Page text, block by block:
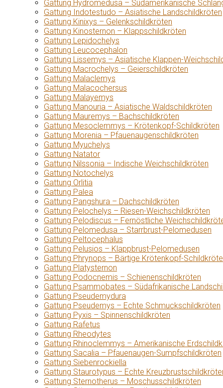
Gattung Hydromedusa – Südamerikanische
Gattung Indotestudo – Asiatische Landschildkröten
Gattung Kinixys – Gelenkschildkröten
Gattung Kinosternon – Klappschildkröten
Gattung Lepidochelys
Gattung Leucocephalon
Gattung Lissemys – Asiatische Klappen-
Gattung Macrochelys – Geierschildkröten
Gattung Malaclemys
Gattung Malacochersus
Gattung Malayemys
Gattung Manouria – Asiatische Waldschildkröten
Gattung Mauremys – Bachschildkröten
Gattung Mesoclemmys – Krötenkopf-Schildkröten
Gattung Morenia – Pfauenaugenschildkröten
Gattung Myuchelys
Gattung Natator
Gattung Nilssonia – Indische Weichschildkröten
Gattung Notochelys
Gattung Orlitia
Gattung Palea
Gattung Pangshura – Dachschildkröten
Gattung Pelochelys – Riesen-Weichschildkröten
Gattung Pelodiscus – Fernöstliche
Gattung Pelomedusa – Starrbrust-Pelomedusen
Gattung Peltocephalus
Gattung Pelusios – Klappbrust-Pelomedusen
Gattung Phrynops – Bärtige Krötenkopf-
Gattung Platysternon
Gattung Podocnemis – Schienenschildkröten
Gattung Psammobates – Südafrikanische
Gattung Pseudemydura
Gattung Pseudemys – Echte Schmuckschildkröten
Gattung Pyxis – Spinnenschildkröten
Gattung Rafetus
Gattung Rheodytes
Gattung Rhinoclemmys – Amerikanische
Gattung Sacalia – Pfauenaugen-Sumpfschildkröten
Gattung Siebenrockiella
Gattung Staurotypus – Echte
Gattung Sternotherus – Moschusschildkröten